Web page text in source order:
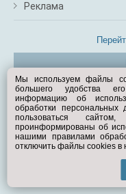
Реклама
©
Мы используем файлы
большего удобства
информацию об
обработки
пользоваться
проинформированы об
нашими правилами
отключить файлы cookies в